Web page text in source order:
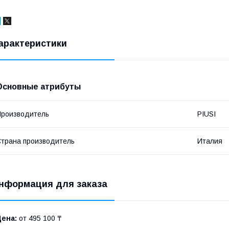
атрибуты
PIUSI
производитель Италия
для заказа
от 495 100 ₸